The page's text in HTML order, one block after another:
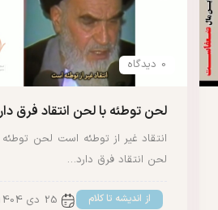
0 دیدگاه
لحن توطئه با لحن انتقاد فرق
انتقاد غیر از توطئه است لحن توطئه
لحن انتقاد فرق دارد…
از اندیشه تا کلام 25 دی 1404